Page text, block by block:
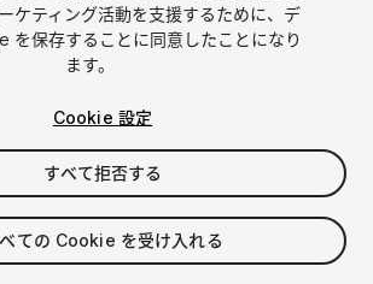
されます
ケティング活動を支援するために、デ
を保存することに同意したことになり
ます。
Cookie 設定
すべて拒否する
ての Cookie を受け入れる